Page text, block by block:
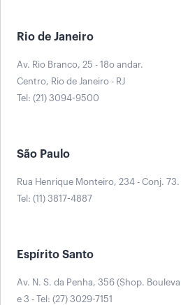
Rio de Janeiro
Av. Rio Branco, 25 - 18o andar.
Centro, Rio de Janeiro - RJ
Tel: (21) 3094-9500
São Paulo
Rua Henrique Monteiro, 234 - Conj.
Tel: (11) 3817-4887
Espírito Santo
Av. N. S. da Penha, 356 (Shop.
e 3 - Tel: (27) 3029-7151